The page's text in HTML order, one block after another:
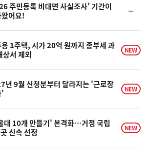
주민등록 비대면 사실조사' 기간이
어요!
일
1주택, 시가 20억 원까지 종부세 과
상서 제외
NEW
년 9월 신청분부터 달라지는 '근로장
'
NEW
대 10개 만들기' 본격화…거점 국립
신속 선정
NEW